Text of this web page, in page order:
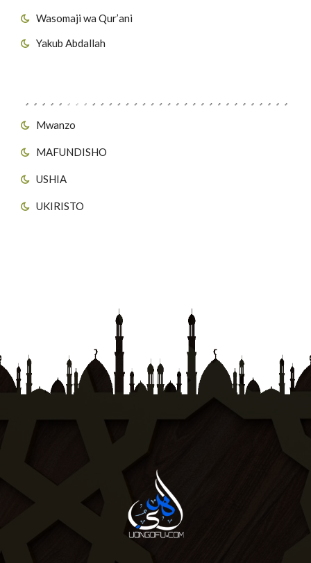
Wasomaji wa Qur’ani
Yakub Abdallah
Mwanzo
MAFUNDISHO
USHIA
UKIRISTO